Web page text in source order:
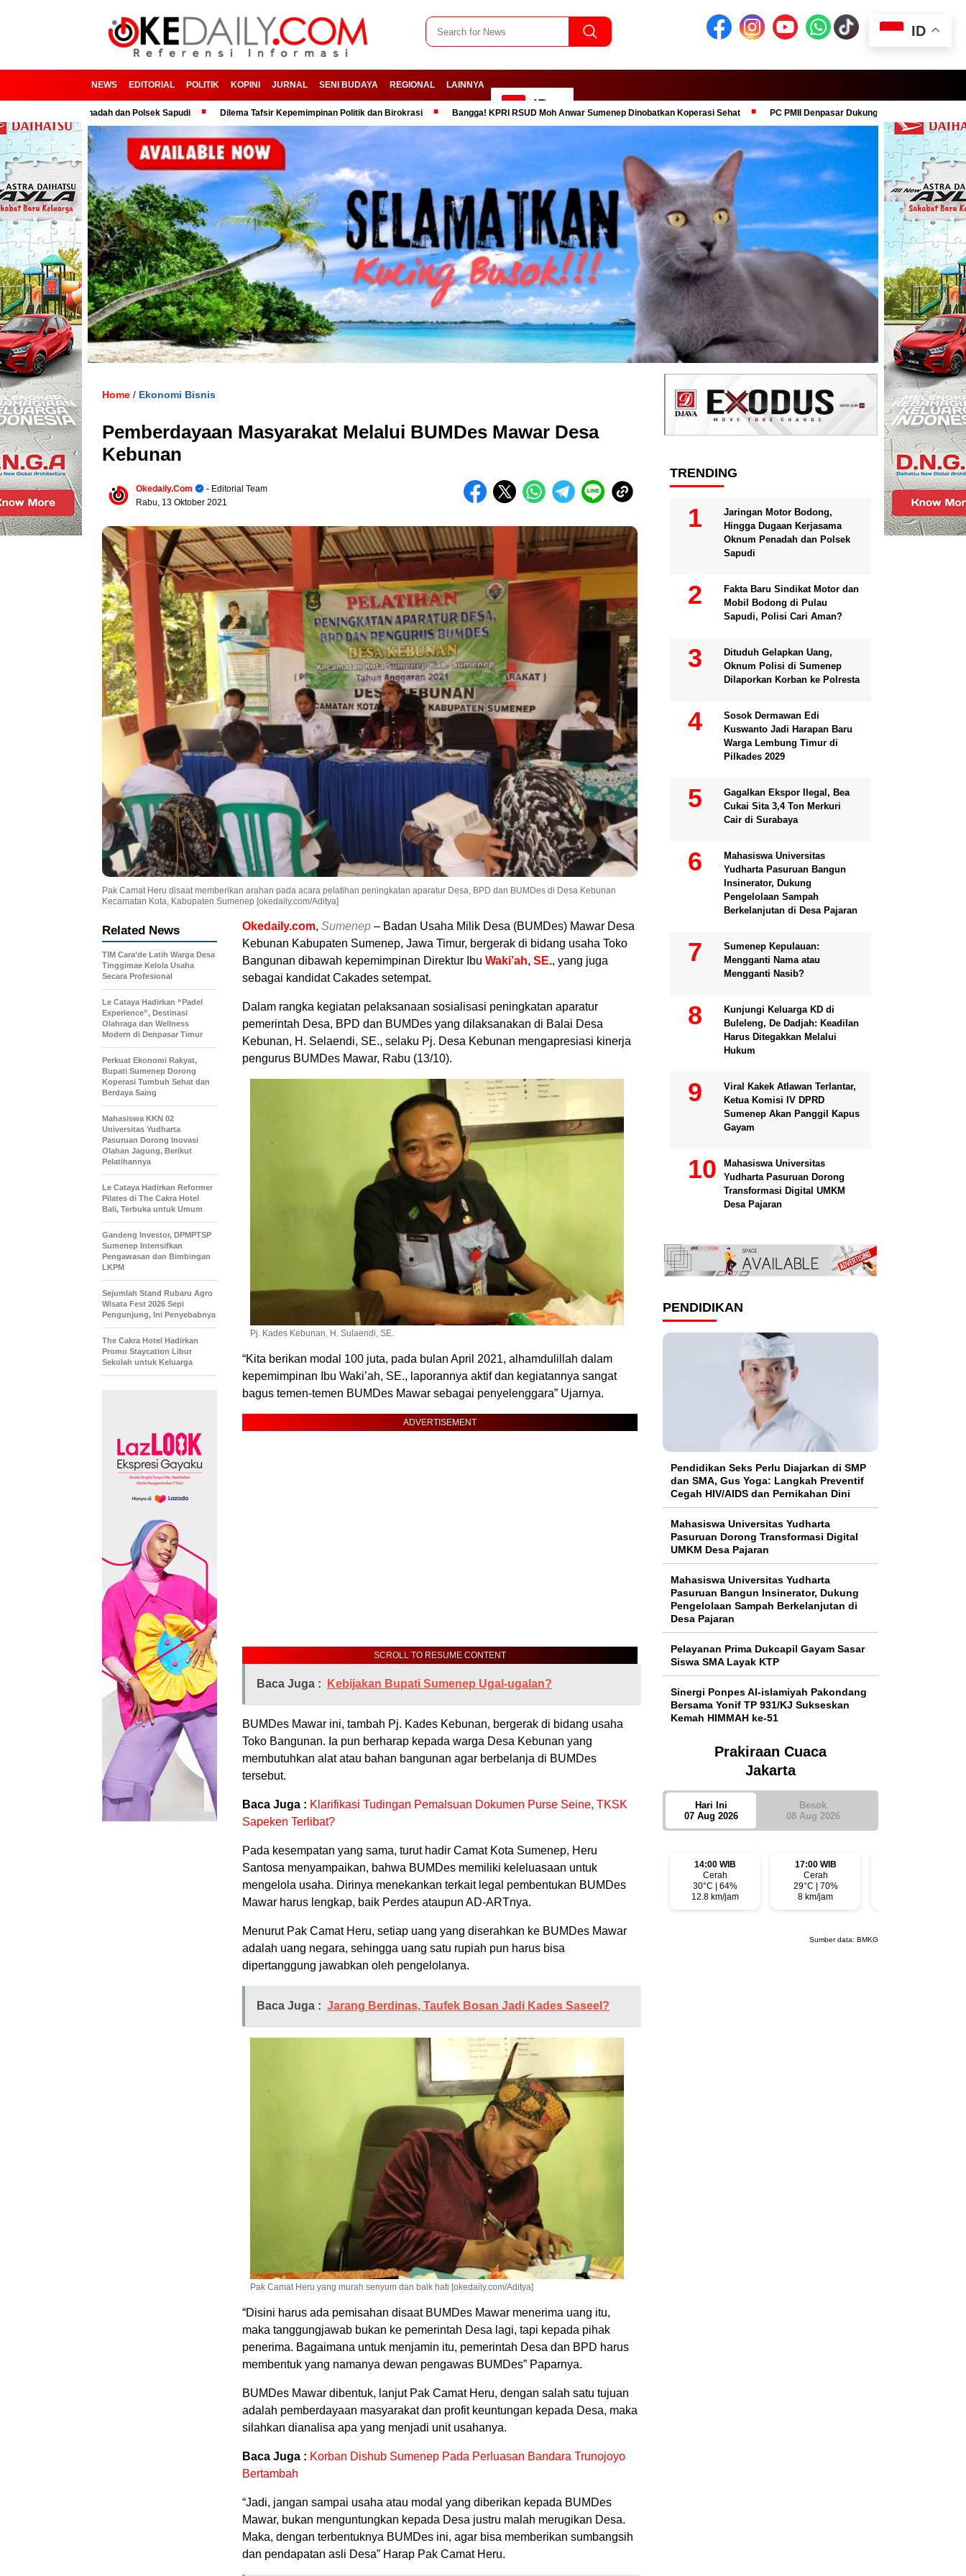
NEWS EDITORIAL POLITIK KOPINI JURNAL SENI BUDAYA REGIONAL LAINNYA
ID
Penadah dan Polsek Sapudi Dilema Tafsir Kepemimpinan Politik dan Birokrasi Bangga! KPRI RSUD Moh Anwar Sumenep Dinobatkan Koperasi Sehat PC PMII Denpasar Dukung Komitmen Presiden Prabowo
Home / Ekonomi Bisnis
Pemberdayaan Masyarakat Melalui BUMDes Mawar Desa
Kebunan
Okedaily.com
- Editorial Team
Rabu, 13 Oktober 2021
Pak Camat Heru disaat memberikan arahan pada acara pelatihan peningkatan aparatur Desa, BPD dan BUMDes di Desa Kebunan
Kecamatan Kota, Kabupaten Sumenep [okedaily.com/Aditya]
Okedaily.com, Sumenep – Badan Usaha Milik Desa (BUMDes) Mawar Desa
Kebunan Kabupaten Sumenep, Jawa Timur, bergerak di bidang usaha Toko
Bangunan dibawah kepemimpinan Direktur Ibu Waki’ah, SE., yang juga
sebagai kandidat Cakades setempat.
Dalam rangka kegiatan pelaksanaan sosialisasi peningkatan aparatur
pemerintah Desa, BPD dan BUMDes yang dilaksanakan di Balai Desa
Kebunan, H. Selaendi, SE., selaku Pj. Desa Kebunan mengapresiasi kinerja
pengurus BUMDes Mawar, Rabu (13/10).
Pj. Kades Kebunan, H. Sulaendi, SE.
“Kita berikan modal 100 juta, pada bulan April 2021, alhamdulillah dalam
kepemimpinan Ibu Waki’ah, SE., laporannya aktif dan kegiatannya sangat
bagus temen-temen BUMDes Mawar sebagai penyelenggara” Ujarnya.
ADVERTISEMENT
SCROLL TO RESUME CONTENT
Baca Juga : Kebijakan Bupati Sumenep Ugal-ugalan?
BUMDes Mawar ini, tambah Pj. Kades Kebunan, bergerak di bidang usaha
Toko Bangunan. Ia pun berharap kepada warga Desa Kebunan yang
membutuhkan alat atau bahan bangunan agar berbelanja di BUMDes
tersebut.
Baca Juga : Klarifikasi Tudingan Pemalsuan Dokumen Purse Seine, TKSK
Sapeken Terlibat?
Pada kesempatan yang sama, turut hadir Camat Kota Sumenep, Heru
Santosa menyampaikan, bahwa BUMDes memiliki keleluasaan untuk
mengelola usaha. Dirinya menekankan terkait legal pembentukan BUMDes
Mawar harus lengkap, baik Perdes ataupun AD-ARTnya.
Menurut Pak Camat Heru, setiap uang yang diserahkan ke BUMDes Mawar
adalah uang negara, sehingga uang satu rupiah pun harus bisa
dipertanggung jawabkan oleh pengelolanya.
Baca Juga : Jarang Berdinas, Taufek Bosan Jadi Kades Saseel?
Pak Camat Heru yang murah senyum dan baik hati [okedaily.com/Aditya]
“Disini harus ada pemisahan disaat BUMDes Mawar menerima uang itu,
maka tanggungjawab bukan ke pemerintah Desa lagi, tapi kepada pihak
penerima. Bagaimana untuk menjamin itu, pemerintah Desa dan BPD harus
membentuk yang namanya dewan pengawas BUMDes” Paparnya.
BUMDes Mawar dibentuk, lanjut Pak Camat Heru, dengan salah satu tujuan
adalah pemberdayaan masyarakat dan profit keuntungan kepada Desa, maka
silahkan dianalisa apa yang menjadi unit usahanya.
Baca Juga : Korban Dishub Sumenep Pada Perluasan Bandara Trunojoyo
Bertambah
“Jadi, jangan sampai usaha atau modal yang diberikan kepada BUMDes
Mawar, bukan menguntungkan kepada Desa justru malah merugikan Desa.
Maka, dengan terbentuknya BUMDes ini, agar bisa memberikan sumbangsih
dan pendapatan asli Desa” Harap Pak Camat Heru.
Related News
TIM Cara’de Latih Warga Desa
Tinggimae Kelola Usaha
Secara Profesional
Le Cataya Hadirkan “Padel
Experience”, Destinasi
Olahraga dan Wellness
Modern di Denpasar Timur
Perkuat Ekonomi Rakyat,
Bupati Sumenep Dorong
Koperasi Tumbuh Sehat dan
Berdaya Saing
Mahasiswa KKN 02
Universitas Yudharta
Pasuruan Dorong Inovasi
Olahan Jagung, Berikut
Pelatihannya
Le Cataya Hadirkan Reformer
Pilates di The Cakra Hotel
Bali, Terbuka untuk Umum
Gandeng Investor, DPMPTSP
Sumenep Intensifkan
Pengawasan dan Bimbingan
LKPM
Sejumlah Stand Rubaru Agro
Wisata Fest 2026 Sepi
Pengunjung, Ini Penyebabnya
The Cakra Hotel Hadirkan
Promo Staycation Libur
Sekolah untuk Keluarga
TRENDING
Jaringan Motor Bodong,
Hingga Dugaan Kerjasama
Oknum Penadah dan Polsek
Sapudi
Fakta Baru Sindikat Motor dan
Mobil Bodong di Pulau
Sapudi, Polisi Cari Aman?
Dituduh Gelapkan Uang,
Oknum Polisi di Sumenep
Dilaporkan Korban ke Polresta
Sosok Dermawan Edi
Kuswanto Jadi Harapan Baru
Warga Lembung Timur di
Pilkades 2029
Gagalkan Ekspor Ilegal, Bea
Cukai Sita 3,4 Ton Merkuri
Cair di Surabaya
Mahasiswa Universitas
Yudharta Pasuruan Bangun
Insinerator, Dukung
Pengelolaan Sampah
Berkelanjutan di Desa Pajaran
Sumenep Kepulauan:
Mengganti Nama atau
Mengganti Nasib?
Kunjungi Keluarga KD di
Buleleng, De Dadjah: Keadilan
Harus Ditegakkan Melalui
Hukum
Viral Kakek Atlawan Terlantar,
Ketua Komisi IV DPRD
Sumenep Akan Panggil Kapus
Gayam
Mahasiswa Universitas
Yudharta Pasuruan Dorong
Transformasi Digital UMKM
Desa Pajaran
PENDIDIKAN
Pendidikan Seks Perlu Diajarkan di SMP
dan SMA, Gus Yoga: Langkah Preventif
Cegah HIV/AIDS dan Pernikahan Dini
Mahasiswa Universitas Yudharta
Pasuruan Dorong Transformasi Digital
UMKM Desa Pajaran
Mahasiswa Universitas Yudharta
Pasuruan Bangun Insinerator, Dukung
Pengelolaan Sampah Berkelanjutan di
Desa Pajaran
Pelayanan Prima Dukcapil Gayam Sasar
Siswa SMA Layak KTP
Sinergi Ponpes Al-islamiyah Pakondang
Bersama Yonif TP 931/KJ Sukseskan
Kemah HIMMAH ke-51
Prakiraan Cuaca
Jakarta
Hari Ini
07 Aug 2026
Besok
08 Aug 2026
14:00 WIB
Cerah
30°C | 64%
12.8 km/jam
17:00 WIB
Cerah
29°C | 70%
8 km/jam
Sumber data: BMKG
ID